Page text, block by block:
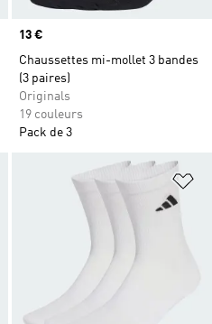
Prix
13 €
Chaussettes mi-mollet 3 bandes
(3 paires)
Originals
19 couleurs
Pack de 3
Ajouter à la Liste de produits